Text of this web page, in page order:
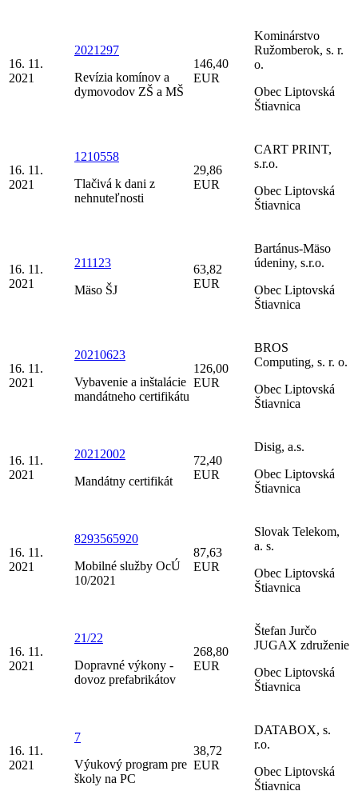
16. 11.
2021
2021297
Revízia komínov a
dymovodov ZŠ a MŠ
146,40
EUR
Kominárstvo
Ružomberok, s. r.
o.
Obec Liptovská
Štiavnica
16. 11.
2021
1210558
Tlačivá k dani z
nehnuteľnosti
29,86
EUR
CART PRINT,
s.r.o.
Obec Liptovská
Štiavnica
16. 11.
2021
211123
Mäso ŠJ
63,82
EUR
Bartánus-Mäso
údeniny, s.r.o.
Obec Liptovská
Štiavnica
16. 11.
2021
20210623
Vybavenie a inštalácie
mandátneho certifikátu
126,00
EUR
BROS
Computing, s. r. o.
Obec Liptovská
Štiavnica
16. 11.
2021
20212002
Mandátny certifikát
72,40
EUR
Disig, a.s.
Obec Liptovská
Štiavnica
16. 11.
2021
8293565920
Mobilné služby OcÚ
10/2021
87,63
EUR
Slovak Telekom,
a. s.
Obec Liptovská
Štiavnica
16. 11.
2021
21/22
Dopravné výkony -
dovoz prefabrikátov
268,80
EUR
Štefan Jurčo
JUGAX združenie
Obec Liptovská
Štiavnica
16. 11.
2021
7
Výukový program pre
školy na PC
38,72
EUR
DATABOX, s.
r.o.
Obec Liptovská
Štiavnica